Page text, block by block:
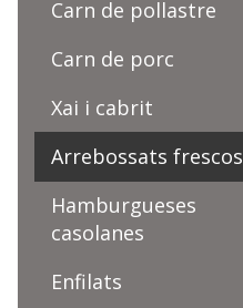
Carn de pollastre
Carn de porc
Xai i cabrit
Arrebossats frescos
Hamburgueses
casolanes
Enfilats